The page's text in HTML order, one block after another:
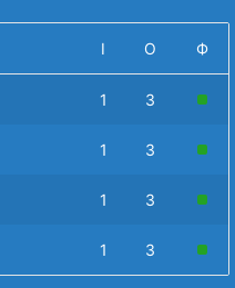
І О Ф
1 3
1 3
1 3
1 3